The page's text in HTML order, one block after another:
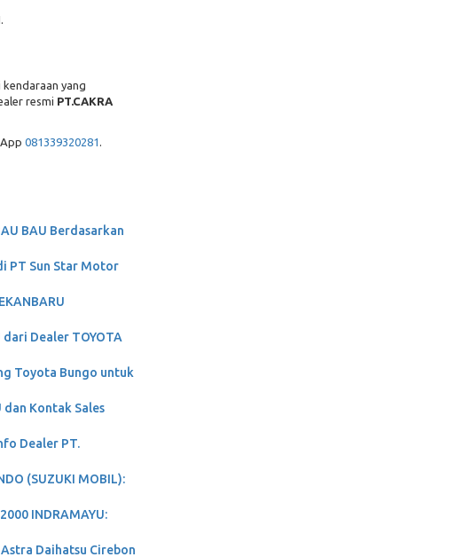
yang
resmi PT.CAKRA
081339320281 .
BAU Berdasarkan
PT Sun Star Motor
dari Dealer TOYOTA
Toyota Bungo untuk
dan Kontak Sales
Dealer PT.
(SUZUKI MOBIL):
INDRAMAYU:
Daihatsu Cirebon